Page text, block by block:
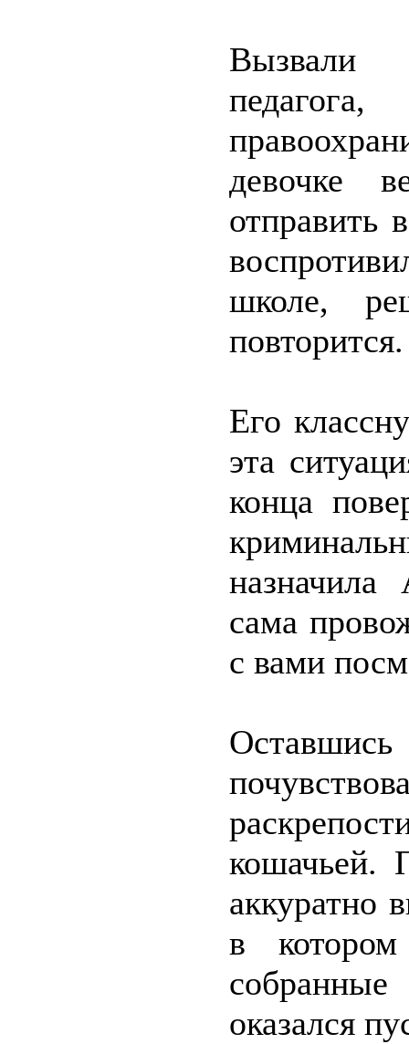
Вызвали
девочке
отправить
школе,
повторится.
Его
эта
конца
сама
с вами
кошачьей.
аккуратно
в
оказался